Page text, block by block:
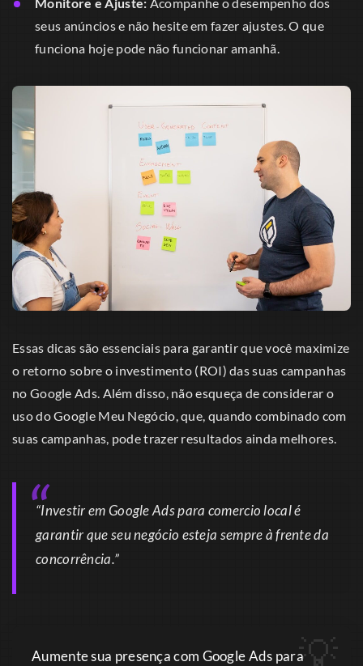
seus anúncios e não hesite em fazer ajustes. O que
funciona hoje pode não funcionar amanhã.
Essas dicas são essenciais para garantir que você maximize
o retorno sobre o investimento (ROI) das suas campanhas
no Google Ads. Além disso, não esqueça de considerar o
uso do Google Meu Negócio, que, quando combinado com
suas campanhas, pode trazer resultados ainda melhores.
“Investir em Google Ads para comercio local é
garantir que seu negócio esteja sempre à frente da
concorrência.”
Aumente sua presença com Google Ads para